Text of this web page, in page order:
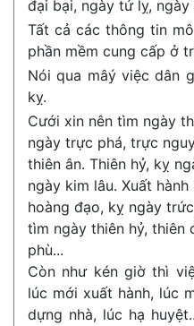
đại bại, ngày tứ lỵ,
Tất cả các thông tin
phần mềm cung cấp ở
Nói qua mâý việc dân
kỵ.
Cưới xin nên tìm ngày
ngày trực phá, trực
thiên ân. Thiên hỷ, kỵ
ngày kim lâu. Xuất
hoàng đạo, kỵ ngày
tìm ngày thiên hỷ, thiên
phù...
Còn như kén giờ thì
lúc mới xuất hành, lúc
dựng nhà, lúc hạ